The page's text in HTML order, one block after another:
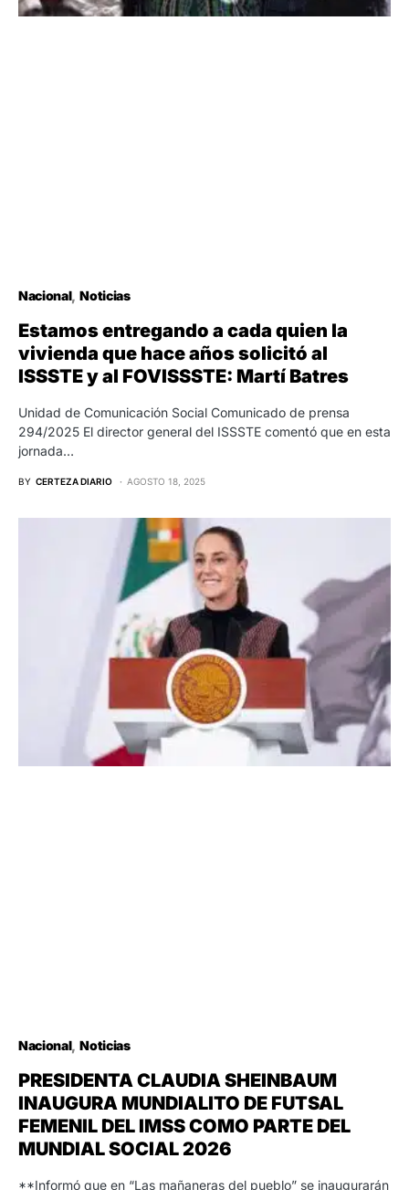
Nacional Noticias
Estamos entregando a cada quien la
vivienda que hace años solicitó al
ISSSTE y al FOVISSSTE: Martí Batres
Unidad de Comunicación Social Comunicado de prensa
294/2025 El director general del ISSSTE comentó que en esta
jornada…
BY CERTEZA DIARIO AGOSTO 18, 2025
Nacional Noticias
PRESIDENTA CLAUDIA SHEINBAUM
INAUGURA MUNDIALITO DE FUTSAL
FEMENIL DEL IMSS COMO PARTE DEL
MUNDIAL SOCIAL 2026
**Informó que en “Las mañaneras del pueblo” se inaugurarán